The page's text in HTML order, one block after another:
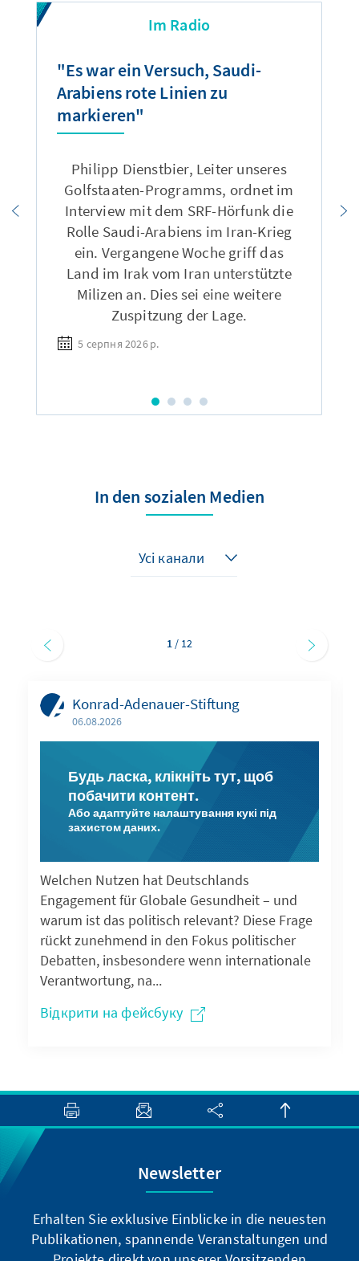
Im Radio
"Es war ein Versuch, Saudi-
Arabiens rote Linien zu
markieren"
Philipp Dienstbier, Leiter unseres
Golfstaaten-Programms, ordnet im
Interview mit dem SRF-Hörfunk die
Rolle Saudi-Arabiens im Iran-Krieg
ein. Vergangene Woche griff das
Land im Irak vom Iran unterstützte
Milizen an. Dies sei eine weitere
Zuspitzung der Lage.
5 серпня 2026 р.
In den sozialen Medien
Konrad-Adenauer-Stiftung
06.08.2026
Будь ласка, клікніть тут, щоб
побачити контент.
Або адаптуйте налаштування кукі під
захистом даних.
Welchen Nutzen hat Deutschlands
Engagement für Globale Gesundheit – und
warum ist das politisch relevant? Diese Frage
rückt zunehmend in den Fokus politischer
Debatten, insbesondere wenn internationale
Verantwortung, na...
Відкрити на фейсбуку
1 / 12
Newsletter
Erhalten Sie exklusive Einblicke in die neuesten
Publikationen, spannende Veranstaltungen und